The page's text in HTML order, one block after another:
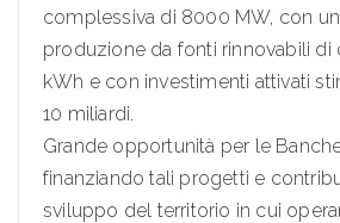
complessiva di 8000 MW, con
produzione da fonti rinnovabili di
kWh e con investimenti attivati
10 miliardi.
Grande opportunità per le
finanziando tali progetti e
sviluppo del territorio in cui